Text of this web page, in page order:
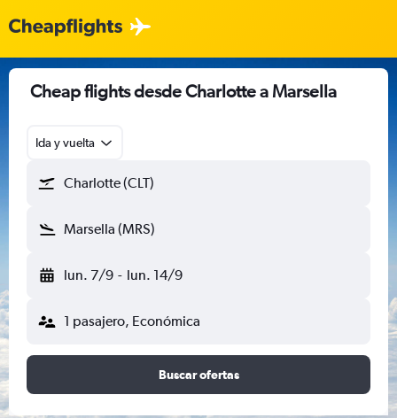
Cheap flights desde Charlotte a Marsella
Ida y vuelta
Charlotte (CLT)
Marsella (MRS)
lun. 7/9 - lun. 14/9
1 pasajero, Económica
Buscar ofertas